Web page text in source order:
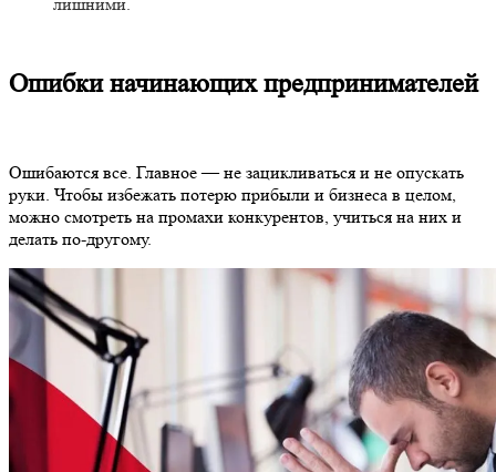
Ошибки начинающих предпринимателей
Ошибаются все. Главное — не зацикливаться и не опускать
руки. Чтобы избежать потерю прибыли и бизнеса в целом,
можно смотреть на промахи конкурентов, учиться на них и
делать по-другому.